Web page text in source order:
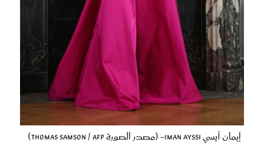
إيمان أيسي Iman Ayssi- (مصدر الصورة Thomas SAMSON / AFP)